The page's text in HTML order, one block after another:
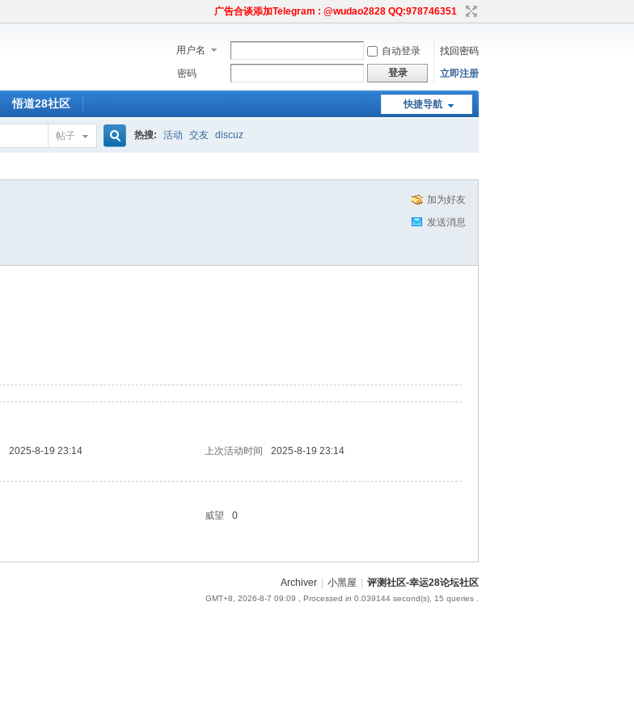
广告合谈添加Telegram : @wudao2828 QQ:978746351
用户名 自动登录
找回密码
密码
登录 立即注册
快捷导航
悟道28社区
帖子 热搜: 活动 交友 discuz
加为好友
发送消息
2025-8-19 23:14 上次活动时间
2025-8-19 23:14
威望
0
Archiver 小黑屋 评测社区-幸运28论坛社区
GMT+8, 2026-8-7 09:09 , Processed in 0.039144 second(s), 15 queries .